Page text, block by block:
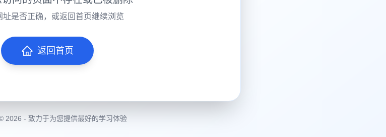
址是否正确，或返回首页继续浏览
返回首页
2026 - 致力于为您提供最好的学习体验